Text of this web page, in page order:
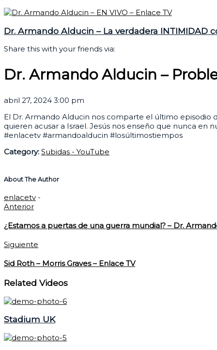
Dr. Armando Alducin – La verdadera INTIMIDAD
Share this with your friends via:
Dr. Armando Alducin –
abril 27, 2024 3:00 pm
El Dr. Armando Alducin nos comparte el último episodio
quieren acusar a Israel. Jesús nos enseño que nunca en
#enlacetv #armandoalducin #losúltimostiempos
Category: Subidas - YouTube
About The Author
enlacetv -
Anterior
¿Estamos a puertas de una guerra mundial? – Dr.
Siguiente
Sid Roth – Morris Graves – Enlace TV
Related Videos
Stadium UK